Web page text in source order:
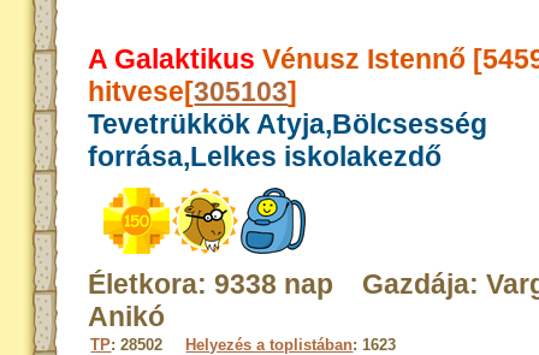
A Galaktikus Vénusz Istennő
hitvese[305103]
Tevetrükkök Atyja,Bölcsesség
forrása,Lelkes iskolakezdő
Életkora: 9338 nap Gazdája:
Anikó
TP: 28502 Helyezés a toplistában: 1623